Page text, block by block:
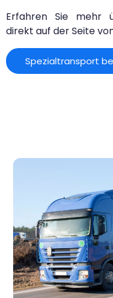
Erfahren Sie mehr
direkt auf der Seite
Spezialtransport